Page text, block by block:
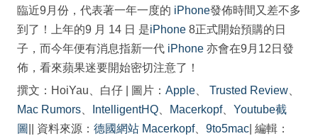
臨近9月份，代表著一年一度的 iPhone發佈時間又差不多
到了！上年的9 月 14 日 是iPhone 8正式開始預購的日
子，而今年便有消息指新一代 iPhone 亦會在9月12日發
佈，看來蘋果迷要開始密切注意了！
撰文：HoiYau、白仔 | 圖片： Apple Trusted Review
Mac Rumors
IntelligentHQ Macerkopf、 Youtube截
圖
|| 資料來源： 德國網站 Macerkopf、 9to5mac | 編輯：